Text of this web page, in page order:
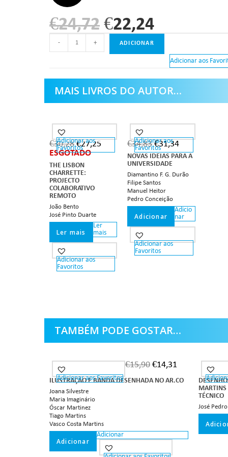
€24,72 €22,24
- + ADICIONAR
Adicionar aos
MAIS LIVROS DO AUTOR…
OUT OF STOCK
Adicionar aos
Favoritos
€30,28 €27,25
ESGOTADO
THE LISBON
CHARRETTE:
PROJECTO
COLABORATIVO
REMOTO
João Bento
José Pinto Duarte
Ler mais
Ler
mais
Adicionar aos
Favoritos
Adicionar aos
Favoritos
€34,83 €31,34
NOVAS IDEIAS PARA A
UNIVERSIDADE
Diamantino F. G. Durão
Filipe Santos
Manuel Heitor
Pedro Conceição
Adicionar
Adicio
nar
Adicionar aos
Favoritos
TAMBÉM PODE GOSTAR…
Adicionar aos Favoritos
€15,90 €14,31
ILUSTRAÇÃO E BANDA DESENHADA NO AR.CO
Joana Silvestre
Maria Imaginário
Óscar Martinez
Tiago Martins
Vasco Costa Martins
Adicionar
Adicionar
MARTINS
TÉCNICO
José